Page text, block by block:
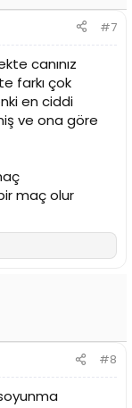
#7
canınız
farkı çok
en ciddi
ve ona göre
maç olur
#8